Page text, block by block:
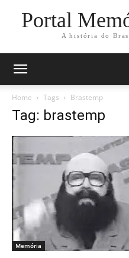
Portal
A história do
Home Tags Brastemp
Tag: brastemp
Memória